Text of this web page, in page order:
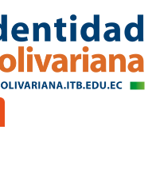
El idioma actual es: